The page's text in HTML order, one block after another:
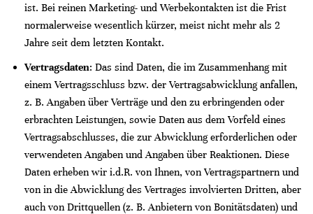
ist. Bei reinen Marketing- und Werbekontakten ist die Frist
normalerweise wesentlich kürzer, meist nicht mehr als 2
Jahre seit dem letzten Kontakt.
Vertragsdaten: Das sind Daten, die im Zusammenhang mit
einem Vertragsschluss bzw. der Vertragsabwicklung anfallen,
z. B. Angaben über Verträge und den zu erbringenden oder
erbrachten Leistungen, sowie Daten aus dem Vorfeld eines
Vertragsabschlusses, die zur Abwicklung erforderlichen oder
verwendeten Angaben und Angaben über Reaktionen. Diese
Daten erheben wir i.d.R. von Ihnen, von Vertragspartnern und
von in die Abwicklung des Vertrages involvierten Dritten, aber
auch von Drittquellen (z. B. Anbietern von Bonitätsdaten) und